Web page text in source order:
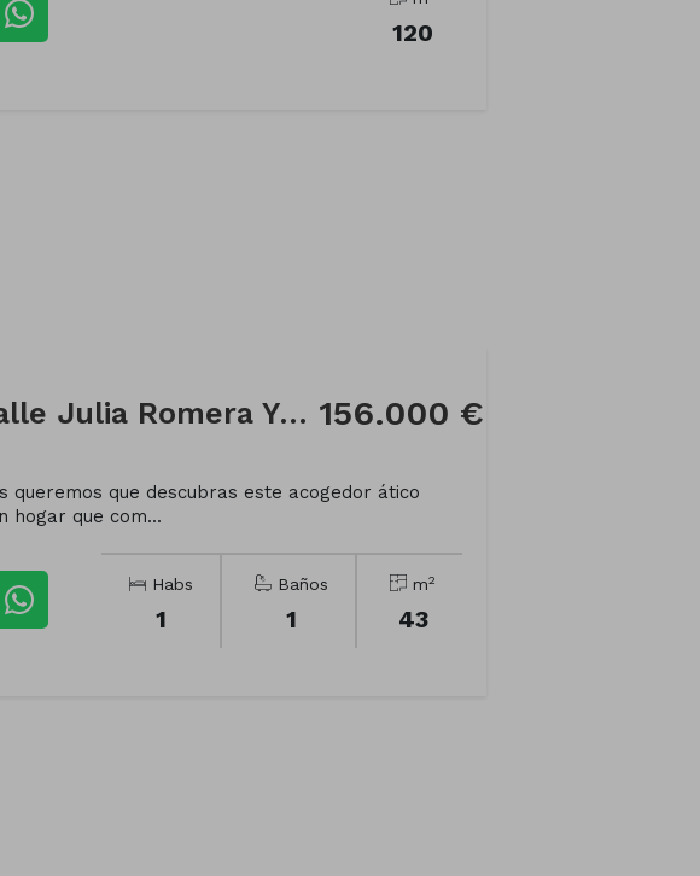
120
Ático en Calle Julia Romera Yañez, 32 156.000 €
queremos que descubras este acogedor ático
hogar que com...
Habs
1
Baños
1
m2
43